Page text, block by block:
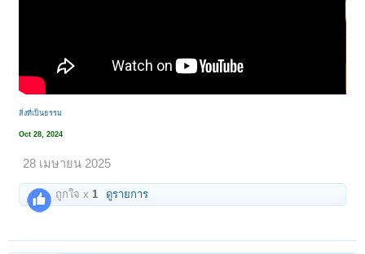
สิ่งที่เป็นธรรม
Oct 28, 2024
28 เมษายน 2025
ถูกใจ x1 ดูรายการ